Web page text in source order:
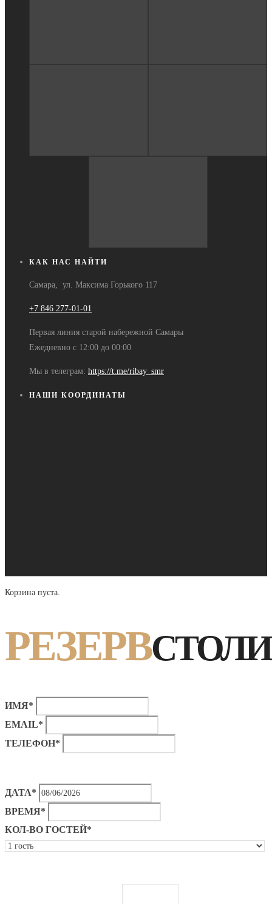
КАК НАС НАЙТИ
Самара, ул. Максима Горького 117
+7 846 277-01-01
Первая линия старой набережной Самары
Ежедневно с 12:00 до 00:00
Мы в телеграм: https://t.me/ribay_smr
НАШИ КООРДИНАТЫ
Корзина пуста.
РЕЗЕРВ
ИМЯ*
EMAIL*
ТЕЛЕФОН*
ДАТА*
ВРЕМЯ*
КОЛ-ВО ГОСТЕЙ*